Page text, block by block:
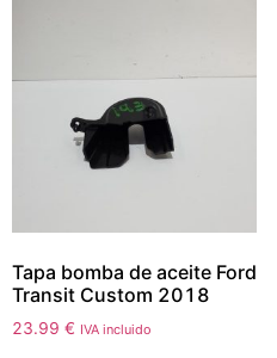
Tapa bomba de aceite Ford
Transit Custom 2018
23.99 € IVA incluido